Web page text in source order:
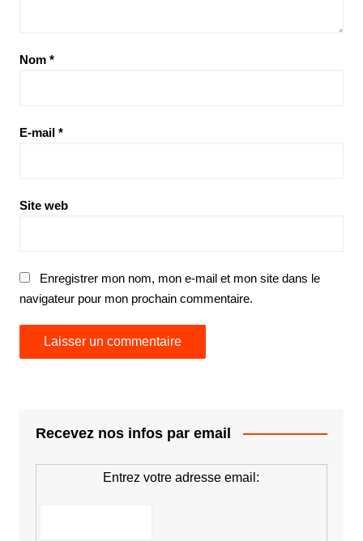
Nom *
E-mail *
Site web
Enregistrer mon nom, mon e-mail et mon site dans le
navigateur pour mon prochain commentaire.
Recevez nos infos par email
Entrez votre adresse email: